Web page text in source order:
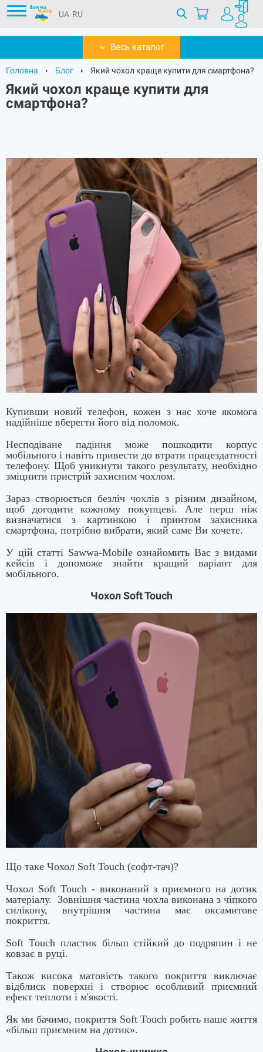
UA RU
Весь каталог
Головна Блог Який чохол краще купити для смартфона?
Який чохол краще купити для
смартфона?
Купивши новий телефон, кожен з нас хоче якомога
надійніше вберегти його від поломок.
Несподіване падіння може пошкодити корпус
мобільного і навіть привести до втрати працездатності
телефону. Щоб уникнути такого результату, необхідно
зміцнити пристрій захисним чохлом.
Зараз створюється безліч чохлів з різним дизайном,
щоб догодити кожному покупцеві. Але перш ніж
визначатися з картинкою і принтом захисника
смартфона, потрібно вибрати, який саме Ви хочете.
У цій статті Sawwa-Mobile ознайомить Вас з видами
кейсів і допоможе знайти кращий варіант для
мобільного.
Чохол Soft Touch
Що таке Чохол Soft Touch (софт-тач)?
Чохол Soft Touch - виконаний з приємного на дотик
матеріалу. Зовнішня частина чохла виконана з чіпкого
силікону, внутрішня частина має оксамитове
покриття.
Soft Touch пластик більш стійкий до подряпин і не
ковзає в руці.
Також висока матовість такого покриття виключає
відблиск поверхні і створює особливий приємний
ефект теплоти і м'якості.
Як ми бачимо, покриття Soft Touch робить наше життя
«більш приємним на дотик».